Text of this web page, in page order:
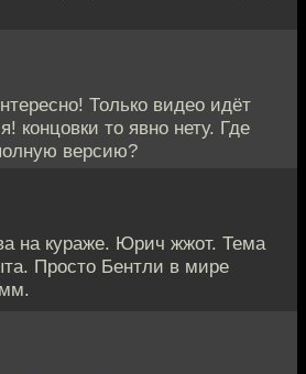
Только видео идёт
концовки то явно нету. Где
версию?
на кураже. Юрич жжот. Тема
Просто Бентли в мире